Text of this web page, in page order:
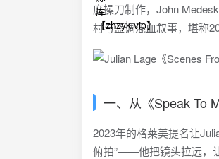
度操刀制作，John
村与蓝调混血叙事，堪称
一、从《Speak To
2023年的格莱美提名让
俯拍”——他把镜头拉远，